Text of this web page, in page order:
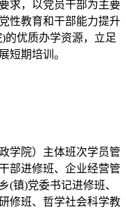
求，以党员干部为主要
性教育和干部能力提升
的优质办学资源，立足
短期培训。
学院）主体班次学员管
部进修班、企业经营管
(镇)党委书记进修班、
修班、哲学社会科学教